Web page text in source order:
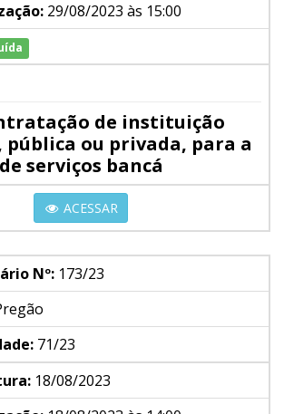
29/08/2023 às 15:00
de instituição
ou privada, para a
serviços bancá
ACESSAR
Nº: 173/23
71/23
18/08/2023